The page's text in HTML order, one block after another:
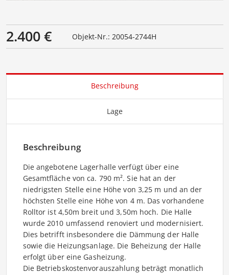
2.400 € Objekt-Nr.: 20054-2744H
Beschreibung
Lage
Beschreibung
Die angebotene Lagerhalle verfügt über eine
Gesamtfläche von ca. 790 m². Sie hat an der
niedrigsten Stelle eine Höhe von 3,25 m und an der
höchsten Stelle eine Höhe von 4 m. Das vorhandene
Rolltor ist 4,50m breit und 3,50m hoch. Die Halle
wurde 2010 umfassend renoviert und modernisiert.
Dies betrifft insbesondere die Dämmung der Halle
sowie die Heizungsanlage. Die Beheizung der Halle
erfolgt über eine Gasheizung.
Die Betriebskostenvorauszahlung beträgt monatlich 